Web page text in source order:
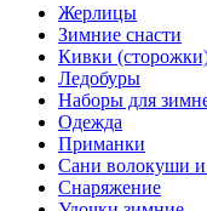
Жерлицы
Зимние снасти
Кивки
Ледобуры
Наборы для
Одежда
Приманки
Сани волокуши
Снаряжение